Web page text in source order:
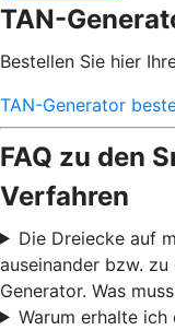
TAN-
Bestellen Sie hier
TAN-Generator
FAQ zu den
Verfahren
Die Dreiecke auf
auseinander bzw.
Generator. Was
Warum erhalte ich